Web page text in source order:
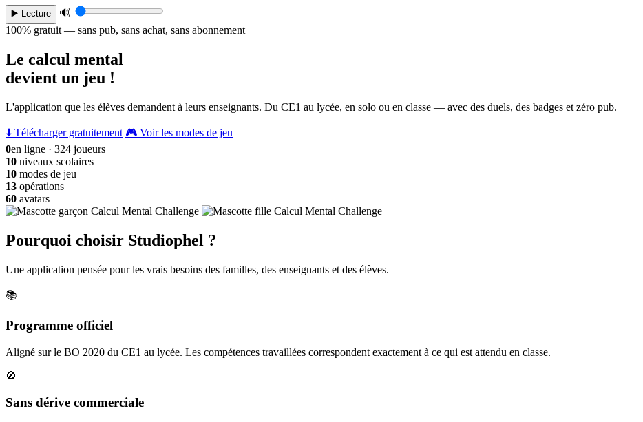
▶️ Lecture
🔊
100% gratuit — sans pub, sans achat, sans abonnement
Le calcul mental
devient un jeu !
L'application que les élèves demandent à leurs enseignants. Du CE1 au lycée, en solo ou en classe — avec des duels, des badges et zéro pub.
⬇️ Télécharger gratuitement 🎮 Voir les modes de jeu
0en ligne · 324 joueurs
10 niveaux scolaires
10 modes de jeu
13 opérations
60 avatars
Pourquoi choisir Studiophel ?
Une application pensée pour les vrais besoins des familles, des enseignants et des élèves.
📚
Programme officiel
Aligné sur le BO 2020 du CE1 au lycée. Les compétences travaillées correspondent exactement à ce qui est attendu en classe.
🚫
Sans dérive commerciale